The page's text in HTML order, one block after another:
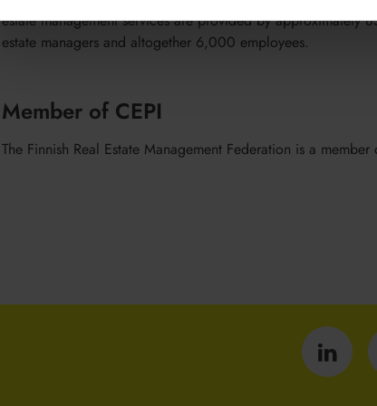
estate management services are provided by
estate managers and altogether 6,000 employees.
Member of CEPI
The Finnish Real Estate Management Federation is a member